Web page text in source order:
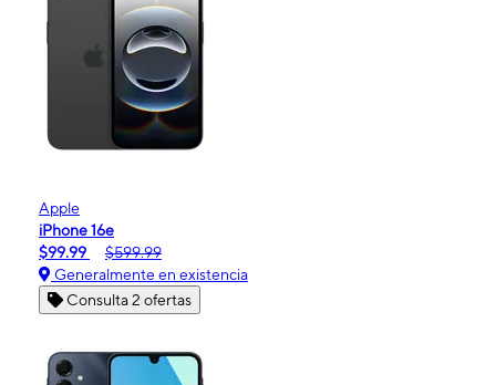
Apple
iPhone 16e
$99.99
$599.99
Generalmente en existencia
Consulta 2 ofertas